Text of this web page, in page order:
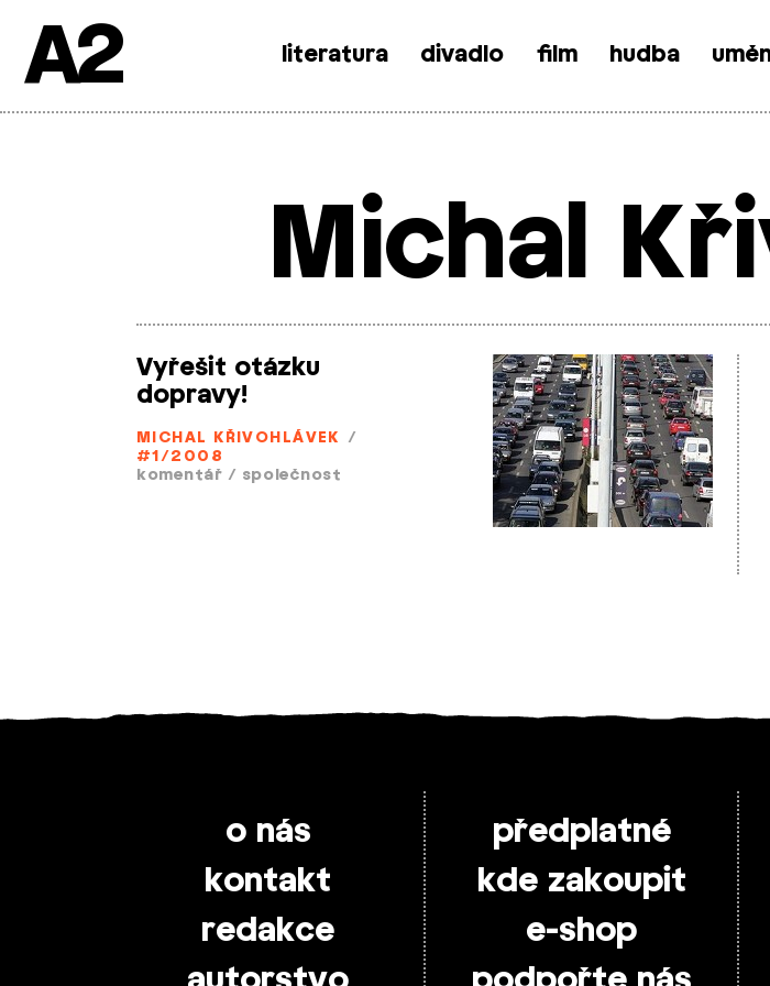
SkipA2 literatura divadlo film hudba
Michal
Vyřešit otázku
dopravy!
MICHAL KŘIVOHLÁVEK /
#1/2008
komentář / společnost
o nás
kontakt
redakce
předplatné
kde zakoupit
e-shop